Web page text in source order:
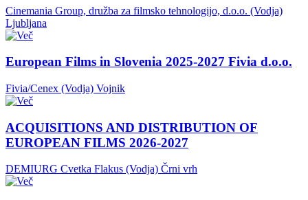
Cinemania Group, družba za filmsko tehnologijo, d.o.o. (Vodja)
Ljubljana
European Films in Slovenia 2025-2027 Fivia d.o.o.
Fivia/Cenex (Vodja) Vojnik
ACQUISITIONS AND DISTRIBUTION OF
EUROPEAN FILMS 2026-2027
DEMIURG Cvetka Flakus (Vodja) Črni vrh